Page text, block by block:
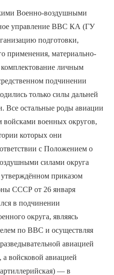
Военно-воздушными
управление ВВС КА (ГУ
подготовки,
применения, материально-
комплектование личным
подчинении
только силы дальней
Все остальные роды авиации
военных округов,
которых они
с Положением о
силами округа
приказом
СССР от 26 января
в подчинении
округа, являясь
по ВВС и осуществляя
авиацией
а войсковой авиацией
— в